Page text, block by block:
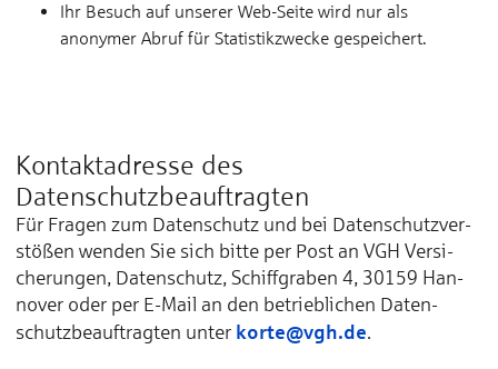
Ihr Besuch auf unserer Web-Seite wird nur als
anonymer Abruf für Statistikzwecke gespeichert.
Kontaktadresse des
Datenschutzbeauftragten
Für Fra­gen zum Da­ten­schutz und bei Da­ten­schutz­ver­
stößen wen­den Sie sich bit­te per Post an VGH Ver­si­
che­run­gen, Da­ten­schutz, Schiff­gra­ben 4, 30159 Han­
no­ver oder per E-Mail an den be­trieb­li­chen Da­ten­
schutz­be­auf­trag­ten un­ter korte@vgh.de.